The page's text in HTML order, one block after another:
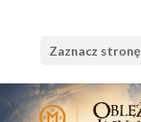
Zaznacz stronę